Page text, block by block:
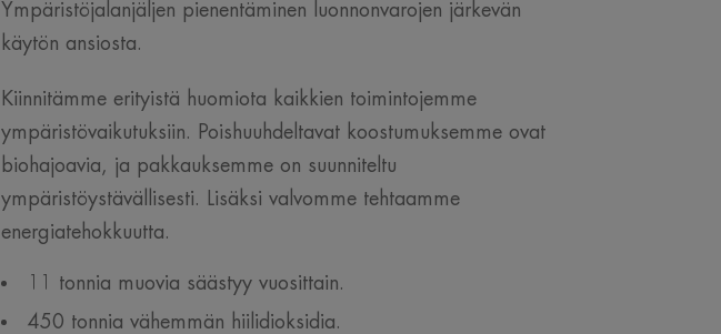
Ympäristöjalanjäljen pienentäminen luonnonvarojen järkevän
käytön ansiosta.
Kiinnitämme erityistä huomiota kaikkien toimintojemme
ympäristövaikutuksiin. Poishuuhdeltavat koostumuksemme ovat
biohajoavia, ja pakkauksemme on suunniteltu
ympäristöystävällisesti. Lisäksi valvomme tehtaamme
energiatehokkuutta.
11 tonnia muovia säästyy vuosittain.
450 tonnia vähemmän hiilidioksidia.